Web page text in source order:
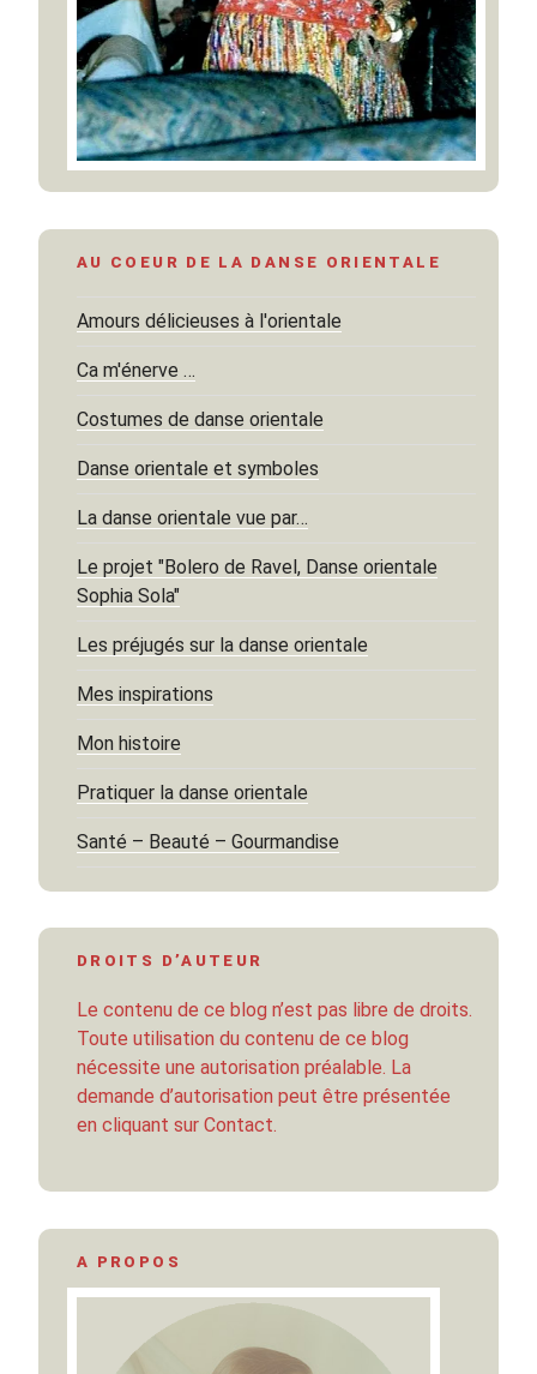
AU COEUR DE LA DANSE ORIENTALE
Amours délicieuses à l'orientale
Ca m'énerve …
Costumes de danse orientale
Danse orientale et symboles
La danse orientale vue par…
Le projet "Bolero de Ravel, Danse orientale
Sophia Sola"
Les préjugés sur la danse orientale
Mes inspirations
Mon histoire
Pratiquer la danse orientale
Santé – Beauté – Gourmandise
DROITS D’AUTEUR
Le contenu de ce blog n’est pas libre de droits.
Toute utilisation du contenu de ce blog
nécessite une autorisation préalable. La
demande d’autorisation peut être présentée
en cliquant sur Contact.
A PROPOS